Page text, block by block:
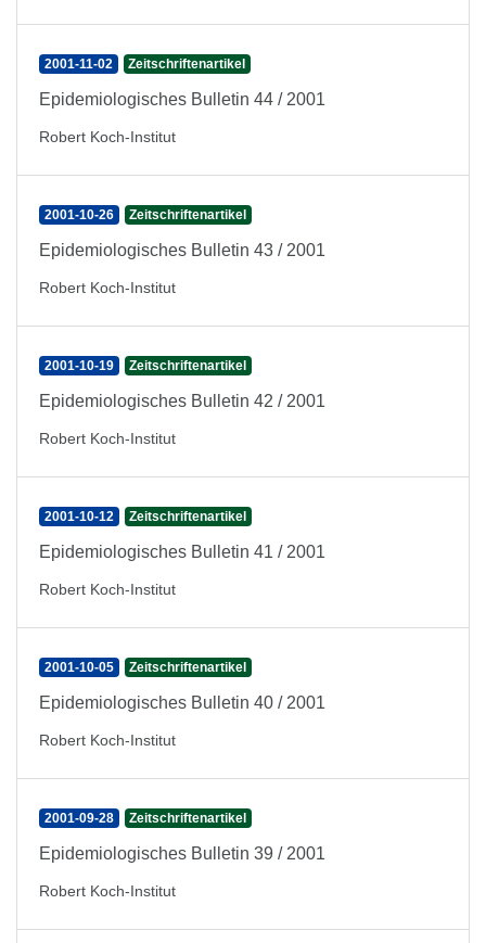
2001-11-02 Zeitschriftenartikel
Epidemiologisches Bulletin 44 / 2001
Robert Koch-Institut
2001-10-26 Zeitschriftenartikel
Epidemiologisches Bulletin 43 / 2001
Robert Koch-Institut
2001-10-19 Zeitschriftenartikel
Epidemiologisches Bulletin 42 / 2001
Robert Koch-Institut
2001-10-12 Zeitschriftenartikel
Epidemiologisches Bulletin 41 / 2001
Robert Koch-Institut
2001-10-05 Zeitschriftenartikel
Epidemiologisches Bulletin 40 / 2001
Robert Koch-Institut
2001-09-28 Zeitschriftenartikel
Epidemiologisches Bulletin 39 / 2001
Robert Koch-Institut